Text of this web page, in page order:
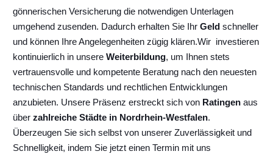
gönnerischen Versicherung die notwendigen Unterlagen
umgehend zusenden. Dadurch erhalten Sie Ihr Geld schneller
und können Ihre Angelegenheiten zügig klären.Wir investieren
kontinuierlich in unsere Weiterbildung, um Ihnen stets
vertrauensvolle und kompetente Beratung nach den neuesten
technischen Standards und rechtlichen Entwicklungen
anzubieten. Unsere Präsenz erstreckt sich von Ratingen aus
über zahlreiche Städte in Nordrhein-Westfalen.
Überzeugen Sie sich selbst von unserer Zuverlässigkeit und
Schnelligkeit, indem Sie jetzt einen Termin mit uns